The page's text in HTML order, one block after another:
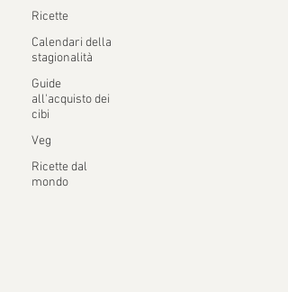
Ricette
Calendari della
stagionalità
Guide
all'acquisto dei
cibi
Veg
Ricette dal
mondo